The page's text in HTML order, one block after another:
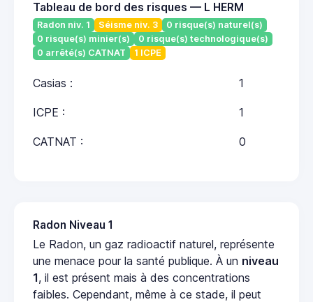
Tableau de bord des risques — L HERM
Radon niv. 1 Séisme niv. 3
0 risque(s) naturel(s)
0 risque(s) minier(s)
0 risque(s) technologique(s)
0 arrêté(s) CATNAT
1 ICPE
Casias : 1
ICPE : 1
CATNAT : 0
Radon Niveau 1
Le Radon, un gaz radioactif naturel, représente
une menace pour la santé publique. À un niveau
1, il est présent mais à des concentrations
faibles. Cependant, même à ce stade, il peut